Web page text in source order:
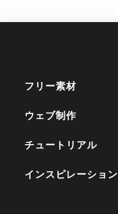
フリー素材
ウェブ制作
チュートリアル
インスピレーション